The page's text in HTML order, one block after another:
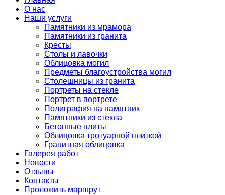
О нас
Наши услуги
Памятники из мрамора
Памятники из гранита
Кресты
Столы и лавочки
Облицовка могил
Предметы благоустройства могил
Столешницы из гранита
Портреты на стекле
Портрет в портрете
Полиграфия на памятник
Памятники из стекла
Бетонные плиты
Облицовка тротуарной плиткой
Гранитная облицовка
Галерея работ
Новости
Отзывы
Контакты
Проложить маршрут